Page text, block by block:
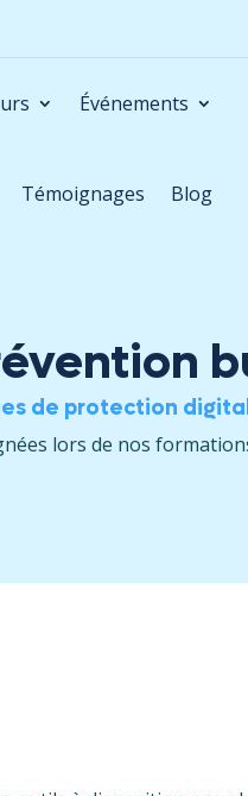
Événements
Témoignages Blog
de protection
lors de nos